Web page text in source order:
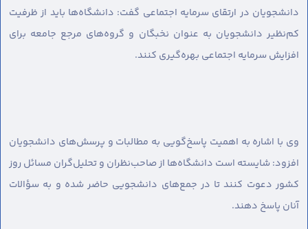
دانشجویان در ارتقای سرمایه اجتماعی گفت: دانشگاه‌ها باید از ظرفیت
کم‌نظیر دانشجویان به عنوان نخبگان و گروه‌های مرجع جامعه برای
افزایش سرمایه اجتماعی بهره‌گیری کنند.
وی با اشاره به اهمیت پاسخ‌گویی به مطالبات و پرسش‌های دانشجویان
افزود: شایسته است دانشگاه‌ها از صاحب‌نظران و تحلیل‌گران مسائل روز
کشور دعوت کنند تا در جمع‌های دانشجویی حاضر شده و به سؤالات
آنان پاسخ دهند.